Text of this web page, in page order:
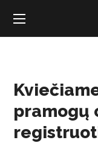
pramogų